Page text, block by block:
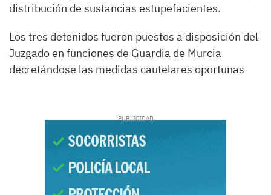
distribución de sustancias estupefacientes.
Los tres detenidos fueron puestos a disposición del
Juzgado en funciones de Guardia de Murcia
decretándose las medidas cautelares oportunas